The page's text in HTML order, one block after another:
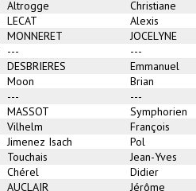
Altrogge Christiane
LECAT Alexis
MONNERET JOCELYNE
--- ---
DESBRIERES Emmanuel
Moon Brian
--- ---
MASSOT Symphorien
Vilhelm François
Jimenez Isach Pol
Touchais Jean-Yves
Chérel Didier
AUCLAIR Jérôme